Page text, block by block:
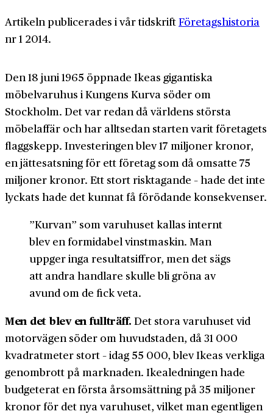
Artikeln publicerades i vår tidskriftFöretagshistoria
nr 1 2014.
Den 18 juni 1965 öppnade Ikeas gigantiska
möbelvaruhus i Kungens Kurva söder om
Stockholm. Det var redan då världens största
möbelaffär och har alltsedan starten varit företagets
flaggskepp. Investeringen blev 17 miljoner kronor,
en jättesatsning för ett företag som då omsatte 75
miljoner kronor. Ett stort risktagande – hade det inte
lyckats hade det kunnat få förödande konsekvenser.
”Kurvan” som varuhuset kallas internt
blev en formidabel vinstmaskin. Man
uppger inga resultatsiffror, men det sägs
att andra handlare skulle bli gröna av
avund om de fick veta.
Men det blev en fullträff. Det stora varuhuset vid
motorvägen söder om huvudstaden, då 31 000
kvadratmeter stort – idag 55 000, blev Ikeas verkliga
genombrott på marknaden. Ikealedningen hade
budgeterat en första årsomsättning på 35 miljoner
kronor för det nya varuhuset, vilket man egentligen